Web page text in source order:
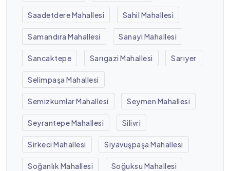
Saadetdere Mahallesi Sahil Mahallesi
Samandıra Mahallesi Sanayi Mahallesi
Sancaktepe Sarıgazi Mahallesi Sarıyer
Selimpaşa Mahallesi
Semizkumlar Mahallesi Seymen Mahallesi
Seyrantepe Mahallesi Silivri
Sirkeci Mahallesi Siyavuşpaşa Mahallesi
Soğanlık Mahallesi Soğuksu Mahallesi